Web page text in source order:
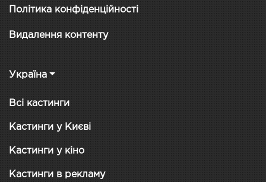
Політика конфіденційності
Видалення контенту
Україна
Всі кастинги
Кастинги у Києві
Кастинги у кіно
Кастинги в рекламу